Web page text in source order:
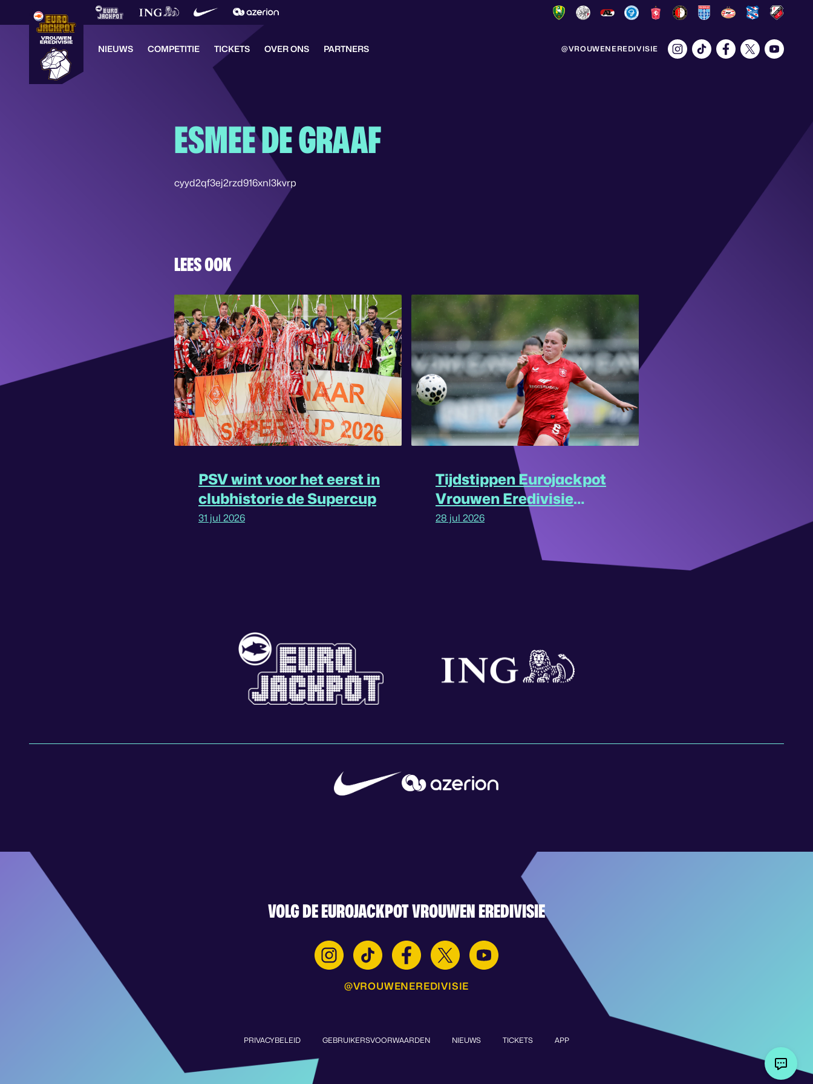
NIEUWS COMPETITIE TICKETS OVER ONS PARTNERS @VROUWENEREDIVISIE
ESMEE DE GRAAF
cyyd2qf3ej2rzd916xnl3kvrp
LEES OOK
PSV wint voor het eerst in
clubhistorie de Supercup
31 jul 2026
Tijdstippen Eurojackpot
Vrouwen Eredivisie
omgedraaid
28 jul 2026
VOLG DE EUROJACKPOT VROUWEN EREDIVISIE
@VROUWENEREDIVISIE
PRIVACYBELEID GEBRUIKERSVOORWAARDEN NIEUWS TICKETS APP